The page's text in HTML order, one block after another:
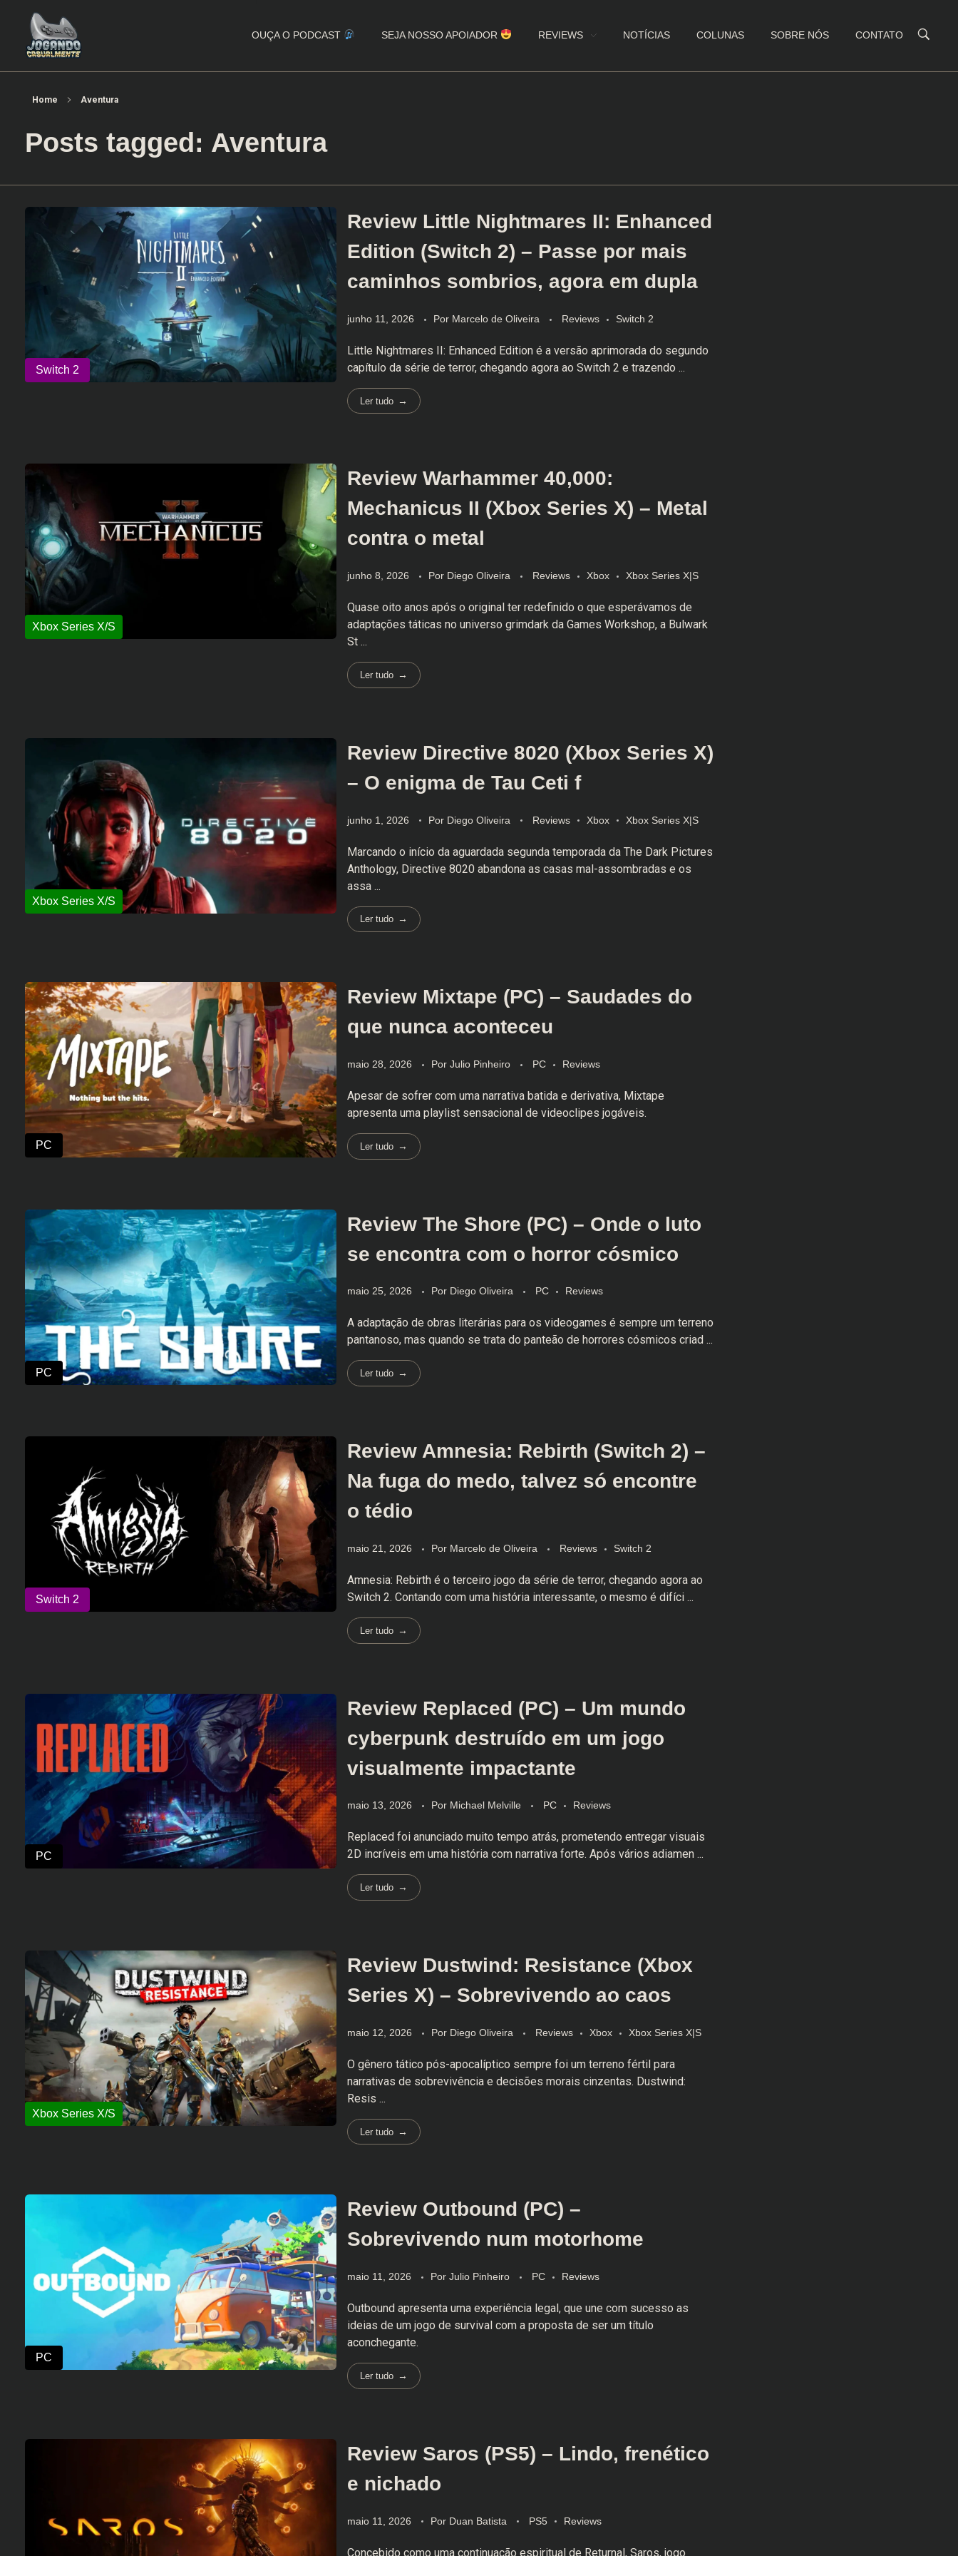
OUÇA O PODCAST SEJA NOSSO APOIADOR REVIEWS NOTÍCIAS COLUNAS SOBRE NÓS CONTATO
Home Aventura
Posts tagged: Aventura
Review Little Nightmares II: Enhanced
Edition (Switch 2) – Passe por mais
caminhos sombrios, agora em dupla
junho 11, 2026 Por Marcelo de Oliveira Reviews Switch 2
Little Nightmares II: Enhanced Edition é a versão aprimorada do segundo
capítulo da série de terror, chegando agora ao Switch 2 e trazendo ...
Ler tudo
Review Warhammer 40,000:
Mechanicus II (Xbox Series X) – Metal
contra o metal
junho 8, 2026 Por Diego Oliveira Reviews Xbox Xbox Series X|S
Quase oito anos após o original ter redefinido o que esperávamos de
adaptações táticas no universo grimdark da Games Workshop, a Bulwark
St ...
Ler tudo
Review Directive 8020 (Xbox Series X)
– O enigma de Tau Ceti f
junho 1, 2026 Por Diego Oliveira Reviews Xbox Xbox Series X|S
Marcando o início da aguardada segunda temporada da The Dark Pictures
Anthology, Directive 8020 abandona as casas mal-assombradas e os
assa ...
Ler tudo
Review Mixtape (PC) – Saudades do
que nunca aconteceu
maio 28, 2026 Por Julio Pinheiro PC Reviews
Apesar de sofrer com uma narrativa batida e derivativa, Mixtape
apresenta uma playlist sensacional de videoclipes jogáveis.
Ler tudo
Review The Shore (PC) – Onde o luto
se encontra com o horror cósmico
maio 25, 2026 Por Diego Oliveira PC Reviews
A adaptação de obras literárias para os videogames é sempre um terreno
pantanoso, mas quando se trata do panteão de horrores cósmicos criad ...
Ler tudo
Review Amnesia: Rebirth (Switch 2) –
Na fuga do medo, talvez só encontre
o tédio
maio 21, 2026 Por Marcelo de Oliveira Reviews Switch 2
Amnesia: Rebirth é o terceiro jogo da série de terror, chegando agora ao
Switch 2. Contando com uma história interessante, o mesmo é difíci ...
Ler tudo
Review Replaced (PC) – Um mundo
cyberpunk destruído em um jogo
visualmente impactante
maio 13, 2026 Por Michael Melville PC Reviews
Replaced foi anunciado muito tempo atrás, prometendo entregar visuais
2D incríveis em uma história com narrativa forte. Após vários adiamen ...
Ler tudo
Review Dustwind: Resistance (Xbox
Series X) – Sobrevivendo ao caos
maio 12, 2026 Por Diego Oliveira Reviews Xbox Xbox Series X|S
O gênero tático pós-apocalíptico sempre foi um terreno fértil para
narrativas de sobrevivência e decisões morais cinzentas. Dustwind:
Resis ...
Ler tudo
Review Outbound (PC) –
Sobrevivendo num motorhome
maio 11, 2026 Por Julio Pinheiro PC Reviews
Outbound apresenta uma experiência legal, que une com sucesso as
ideias de um jogo de survival com a proposta de ser um título
aconchegante.
Ler tudo
Review Saros (PS5) – Lindo, frenético
e nichado
maio 11, 2026 Por Duan Batista PS5 Reviews
Concebido como uma continuação espiritual de Returnal, Saros, jogo